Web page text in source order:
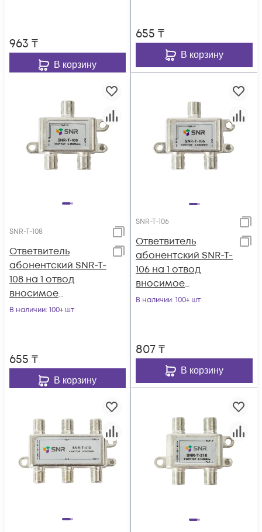
963 ₸
В корзину
655 ₸
В корзину
SNR-T-108
Ответвитель
абонентский SNR-T-
108 на 1 отвод
вносимое
затухание IN-TAP
В наличии: 100+ шт
655 ₸
В корзину
SNR-T-106
Ответвитель
абонентский SNR-T-
106 на 1 отвод
вносимое
затухание IN-TAP
В наличии: 100+ шт
807₸
В корзину